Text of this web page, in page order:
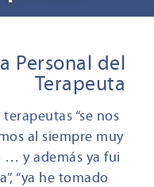
Personal del
Terapeuta
“se nos
al siempre muy
… y además ya fui
“ya he tomado